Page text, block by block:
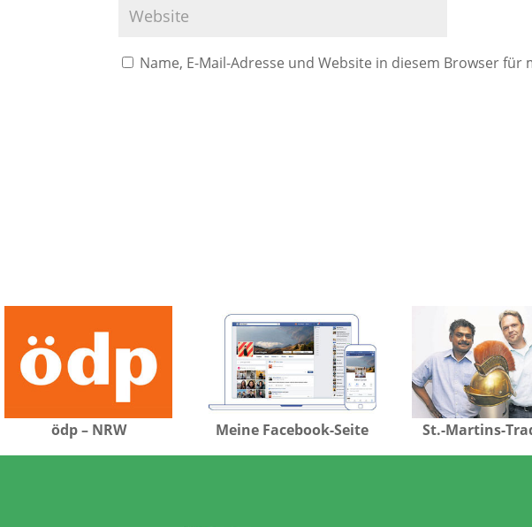
Name, E-Mail-Adresse und Website in diesem Browser
ödp – NRW Meine Facebook-Seite St.-Martins-